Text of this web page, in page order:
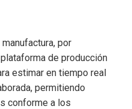
por
de producción
estimar en tiempo real
permitiendo
conforme a los